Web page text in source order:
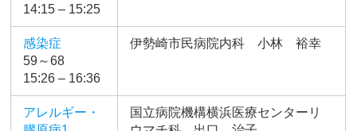
14:15 – 15:25
感染症
59～68
15:26 – 16:36
伊勢崎市民病院内科 小林 裕幸
アレルギー・
国立病院機構横浜医療センターリ